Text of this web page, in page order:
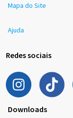
Mapa do Site
Ajuda
Redes sociais
Downloads